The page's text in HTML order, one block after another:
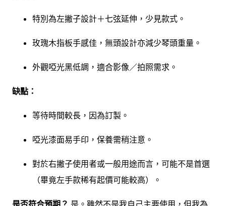
特別為左撇子設計＋七弦延伸，少見款式。
玫瑰木指板手感佳，無頭設計亦減少琴頭重量。
外觀啞光黑低調，適合影像／拍照需求。
缺點：
等待時間較長，因為訂製。
啞光漆面易手印，保養需稍注意。
對於右撇子使用者或一般用途而言，可能不是首選
（畢竟左手款稀有起價可能較高）。
是否符合預期？ 是。雖然不是我自己主要使用，但我為